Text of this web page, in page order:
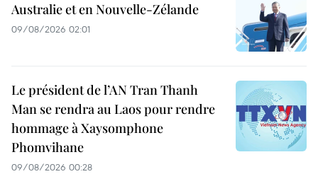
Australie et en Nouvelle-Zélande
09/08/2026 02:01
Le président de l’AN Tran Thanh
Man se rendra au Laos pour rendre
hommage à Xaysomphone
Phomvihane
09/08/2026 00:28